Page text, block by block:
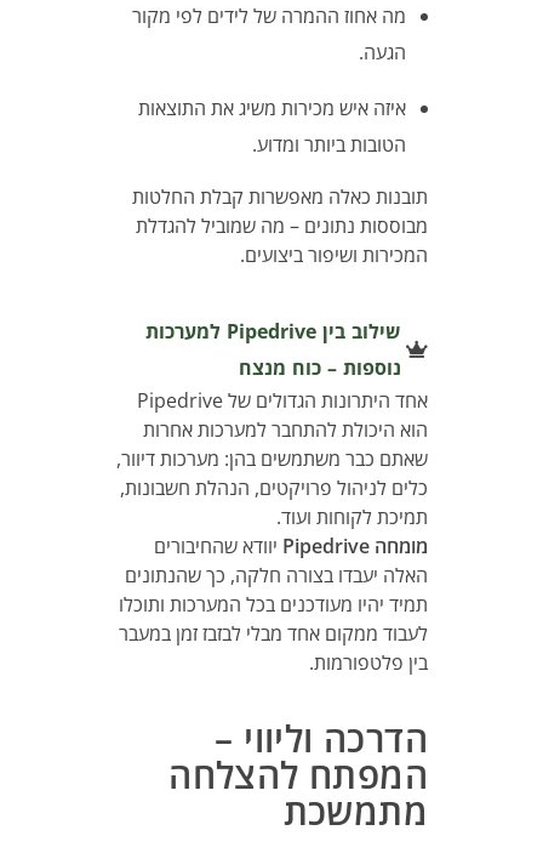
מה אחוז ההמרה של לידים לפי מקור
הגעה.
איזה איש מכירות משיג את התוצאות
הטובות ביותר ומדוע.
תובנות כאלה מאפשרות קבלת החלטות
מבוססות נתונים – מה שמוביל להגדלת
המכירות ושיפור ביצועים.
שילוב בין Pipedrive למערכות
נוספות – כוח מנצח
אחד היתרונות הגדולים של Pipedrive
הוא היכולת להתחבר למערכות אחרות
שאתם כבר משתמשים בהן: מערכות דיוור,
כלים לניהול פרויקטים, הנהלת חשבונות,
תמיכת לקוחות ועוד.
מומחה Pipedrive
יוודא שהחיבורים
האלה יעבדו בצורה חלקה, כך שהנתונים
תמיד יהיו מעודכנים בכל המערכות ותוכלו
לעבוד ממקום אחד מבלי לבזבז זמן במעבר
בין פלטפורמות.
הדרכה וליווי –
המפתח להצלחה
מתמשכת